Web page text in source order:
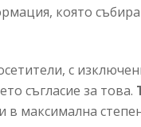
която
с
съгласие за това.
максимална